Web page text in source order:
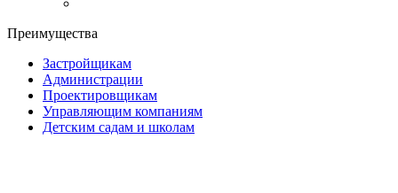
Преимущества
Застройщикам
Администрации
Проектировщикам
Управляющим компаниям
Детским садам и школам